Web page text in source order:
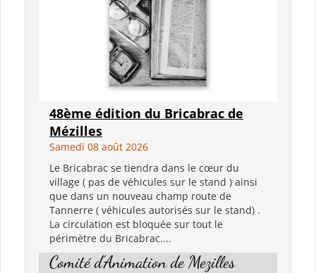
48ème édition du Bricabrac de
Mézilles
Samedi 08 août 2026
Le Bricabrac se tiendra dans le cœur du
village ( pas de véhicules sur le stand ) ainsi
que dans un nouveau champ route de
Tannerre ( véhicules autorisés sur le stand) .
La circulation est bloquée sur tout le
périmètre du Bricabrac....
Comité d'Animation de Mezilles